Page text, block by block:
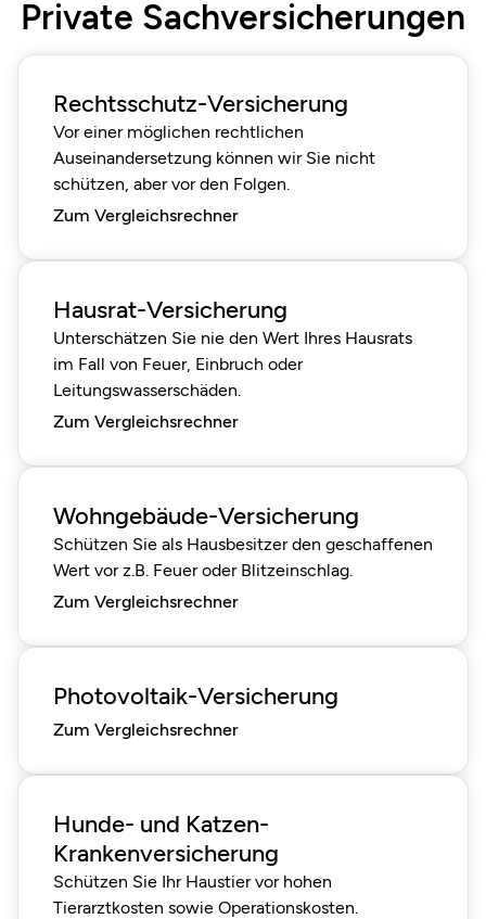
Private Sachversicherungen
Rechtsschutz-Versicherung
Vor einer möglichen rechtlichen
Auseinandersetzung können wir Sie nicht
schützen, aber vor den Folgen.
Zum Vergleichsrechner
Hausrat-Versicherung
Unterschätzen Sie nie den Wert Ihres Hausrats
im Fall von Feuer, Einbruch oder
Leitungswasserschäden.
Zum Vergleichsrechner
Wohngebäude-Versicherung
Schützen Sie als Hausbesitzer den geschaffenen
Wert vor z.B. Feuer oder Blitzeinschlag.
Zum Vergleichsrechner
Photovoltaik-Versicherung
Zum Vergleichsrechner
Hunde- und Katzen-
Krankenversicherung
Schützen Sie Ihr Haustier vor hohen
Tierarztkosten sowie Operationskosten.